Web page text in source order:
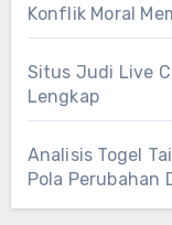
Konflik Moral
Situs Judi Live
Lengkap
Analisis Togel
Pola Perubahan